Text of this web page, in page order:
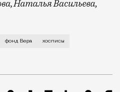
Наталья Васильева,
тяжело, когда
фонд Вера хосписы